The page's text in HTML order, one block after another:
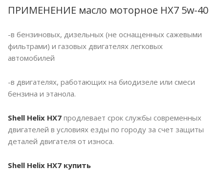
ПРИМЕНЕНИЕ масло моторное HX7 5w-40
-в бензиновых, дизельных (не оснащенных сажевыми
фильтрами) и газовых двигателях легковых
автомобилей
-в двигателях, работающих на биодизеле или смеси
бензина и этанола.
Shell Helix HX7 продлевает срок службы современных
двигателей в условиях езды по городу за счет защиты
деталей двигателя от износа.
Shell Helix HX7 купить